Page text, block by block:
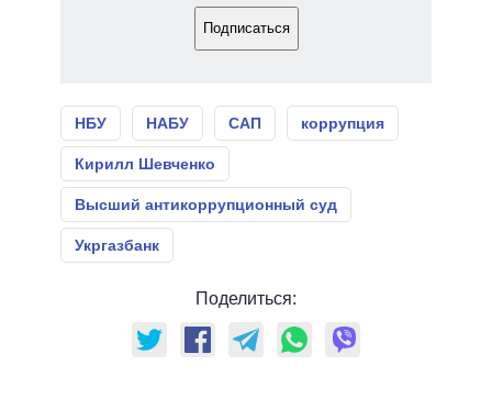
Подписаться
НБУ НАБУ САП коррупция
Кирилл Шевченко
Высший антикоррупционный суд
Укргазбанк
Поделиться: